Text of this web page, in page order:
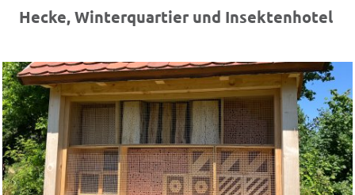
Papillon
1
Hecke, Winterquartier und Insektenhotel